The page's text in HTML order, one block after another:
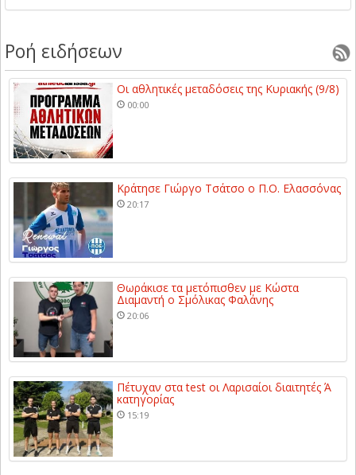
Ροή ειδήσεων
Οι αθλητικές μεταδόσεις της Κυριακής (9/8)
00:00
Κράτησε Γιώργο Τσάτσο ο Π.Ο. Ελασσόνας
20:17
Θωράκισε τα μετόπισθεν με Κώστα
Διαμαντή ο Σμόλικας Φαλάνης
20:06
Πέτυχαν στα test οι Λαρισαίοι διαιτητές Ά
κατηγορίας
15:19